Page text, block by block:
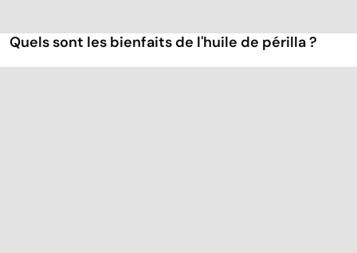
Quels sont les bienfaits de l'huile de périlla ?